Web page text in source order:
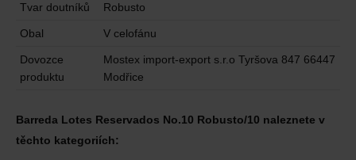
Tvar doutníků Robusto
Obal V celofánu
Dovozce
produktu
Mostex import-export s.r.o Tyršova 847 66447
Modřice
Barreda Lotes Reservados No.10 Robusto/10 naleznete v
těchto kategoriích: